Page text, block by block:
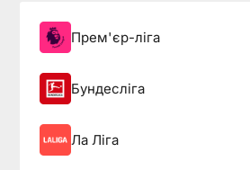
Прем'єр-ліга
Бундесліга
Ла Ліга